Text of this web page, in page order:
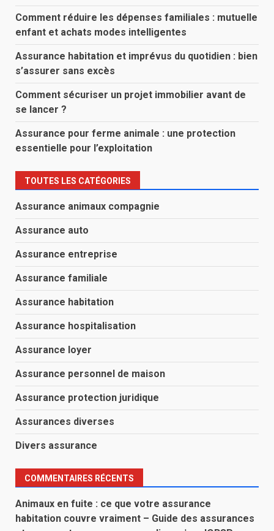
Comment réduire les dépenses familiales : mutuelle
enfant et achats modes intelligentes
Assurance habitation et imprévus du quotidien : bien
s’assurer sans excès
Comment sécuriser un projet immobilier avant de
se lancer ?
Assurance pour ferme animale : une protection
essentielle pour l’exploitation
TOUTES LES CATÉGORIES
Assurance animaux compagnie
Assurance auto
Assurance entreprise
Assurance familiale
Assurance habitation
Assurance hospitalisation
Assurance loyer
Assurance personnel de maison
Assurance protection juridique
Assurances diverses
Divers assurance
COMMENTAIRES RÉCENTS
Animaux en fuite : ce que votre assurance
habitation couvre vraiment – Guide des assurances